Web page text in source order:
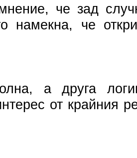
че зад
намекна, че
а друга
от крайния